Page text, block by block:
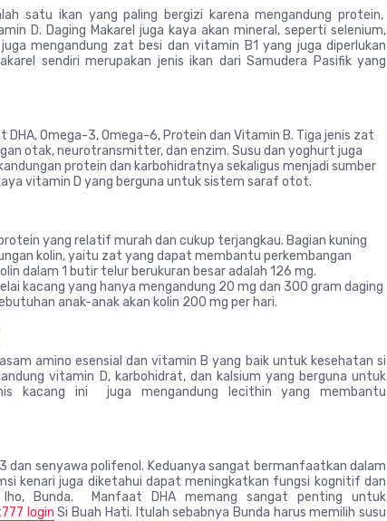
satu ikan yang paling bergizi karena mengandung protein,
D. Daging Makarel juga kaya akan mineral, seperti selenium,
mengandung zat besi dan vitamin B1 yang juga diperlukan
sendiri merupakan jenis ikan dari Samudera Pasifik yang
Omega-3, Omega-6, Protein dan Vitamin B. Tiga jenis zat
otak, neurotransmitter, dan enzim. Susu dan yoghurt juga
protein dan karbohidratnya sekaligus menjadi sumber
vitamin D yang berguna untuk sistem saraf otot.
yang relatif murah dan cukup terjangkau. Bagian kuning
kolin, yaitu zat yang dapat membantu perkembangan
dalam 1 butir telur berukuran besar adalah 126 mg.
kacang yang hanya mengandung 20 mg dan 300 gram daging
anak-anak akan kolin 200 mg per hari.
amino esensial dan vitamin B yang baik untuk kesehatan si
vitamin D, karbohidrat, dan kalsium yang berguna untuk
kacang ini juga mengandung lecithin yang membantu
dan senyawa polifenol. Keduanya sangat bermanfaatkan dalam
kenari juga diketahui dapat meningkatkan fungsi kognitif dan
lho, Bunda. Manfaat DHA memang sangat penting untuk
login Si Buah Hati. Itulah sebabnya Bunda harus memilih susu